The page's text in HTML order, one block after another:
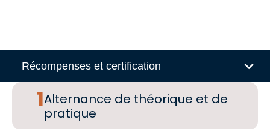
Alternance de théorique et de
pratique
Récompenses et certification